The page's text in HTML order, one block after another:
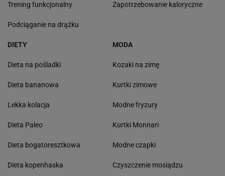
Trening funkcjonalny
Podciąganie na drążku
Zapotrzebowanie kaloryczne
DIETY
Dieta na pośladki
Dieta bananowa
Lekka kolacja
Dieta Paleo
Dieta bogatoresztkowa
Dieta kopenhaska
MODA
Kozaki na zimę
Kurtki zimowe
Modne fryzury
Kurtki Monnari
Modne czapki
Czyszczenie mosiądzu